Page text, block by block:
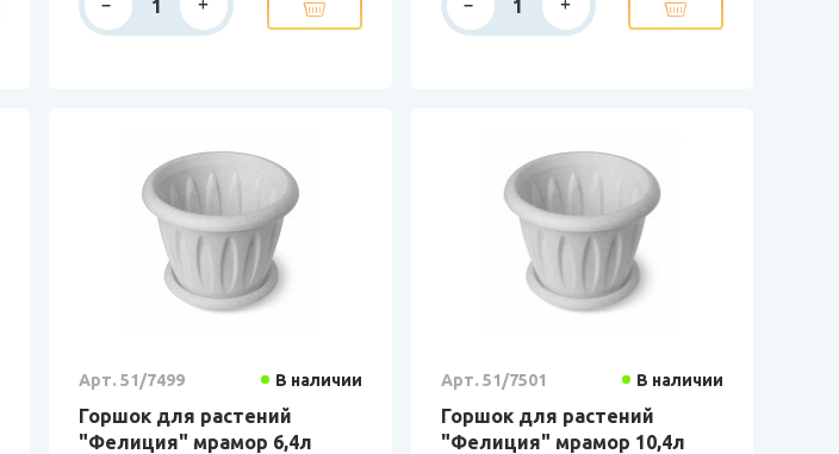
Арт. 51/7499 В наличии
Горшок для растений
"Фелиция" мрамор 6,4л
Арт. 51/7501 В наличии
Горшок для растений
"Фелиция" мрамор 10,4л